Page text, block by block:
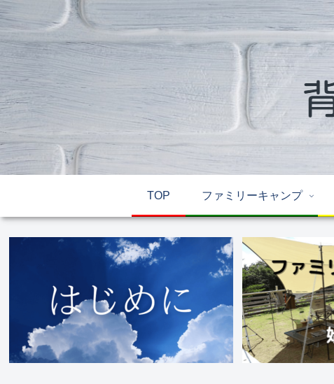
TOP ファミリーキャンプ